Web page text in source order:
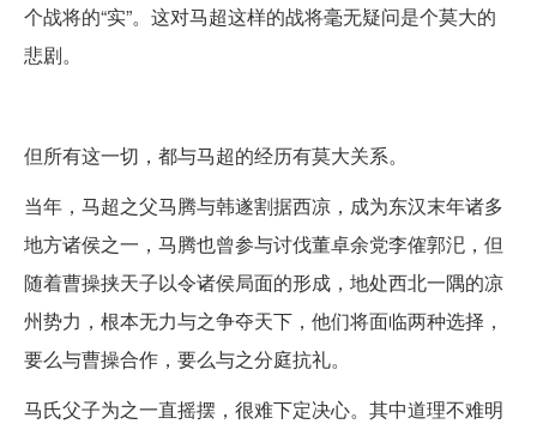
个战将的“实”。这对马超这样的战将毫无疑问是个莫大的
悲剧。
但所有这一切，都与马超的经历有莫大关系。
当年，马超之父马腾与韩遂割据西凉，成为东汉末年诸多
地方诸侯之一，马腾也曾参与讨伐董卓余党李傕郭汜，但
随着曹操挟天子以令诸侯局面的形成，地处西北一隅的凉
州势力，根本无力与之争夺天下，他们将面临两种选择，
要么与曹操合作，要么与之分庭抗礼。
马氏父子为之一直摇摆，很难下定决心。其中道理不难明